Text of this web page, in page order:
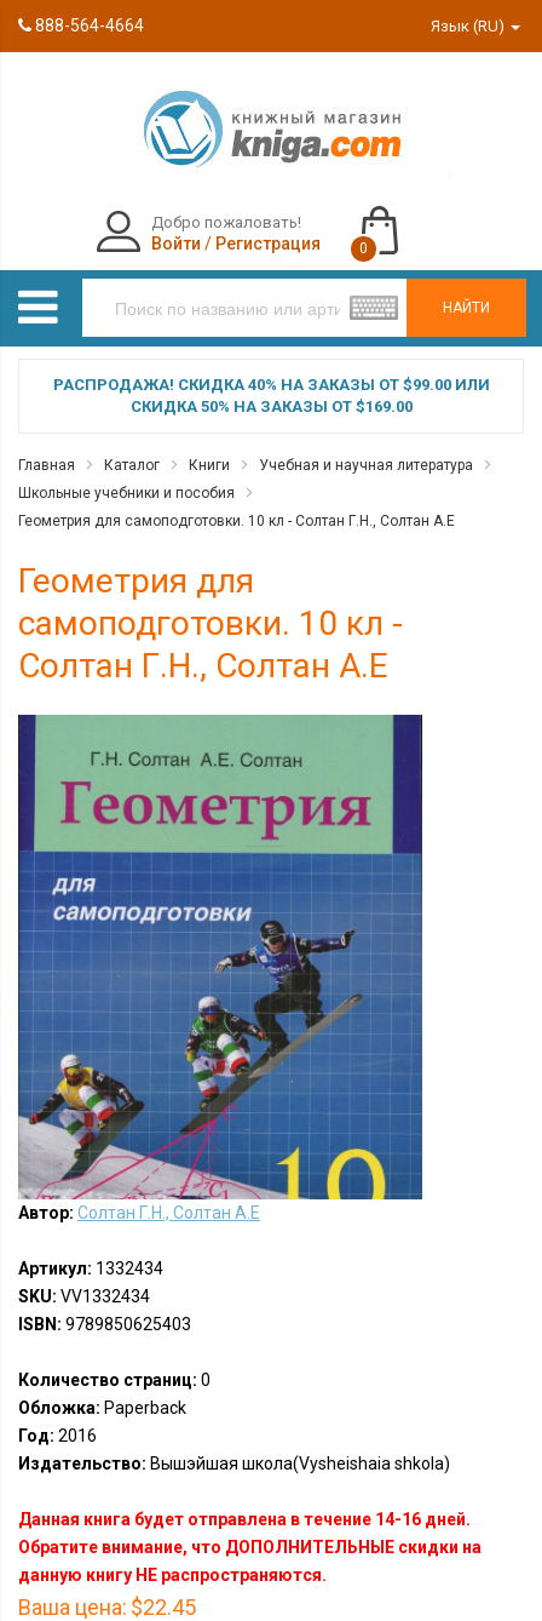
888-564-4664 Язык (RU)
НАЙТИ
Добро пожаловать!
Войти / Регистрация 0
РАСПРОДАЖА! СКИДКА 40% НА ЗАКАЗЫ ОТ $99.00 ИЛИ
СКИДКА 50% НА ЗАКАЗЫ ОТ $169.00
Главная Каталог Книги
Учебная и научная литература
Школьные учебники и пособия
Геометрия для самоподготовки. 10 кл - Солтан Г.Н., Солтан А.Е
Геометрия для
самоподготовки. 10 кл -
Солтан Г.Н., Солтан А.Е
Автор: Солтан Г.Н., Солтан А.Е
Артикул: 1332434
SKU: VV1332434
ISBN: 9789850625403
Количество страниц: 0
Обложка: Paperback
Год: 2016
Издательство: Вышэйшая школа(Vysheishaia shkola)
Данная книга будет отправлена в течение 14-16 дней.
Обратите внимание, что ДОПОЛНИТЕЛЬНЫЕ скидки на
данную книгу НЕ распространяются.
Ваша цена: $22.45